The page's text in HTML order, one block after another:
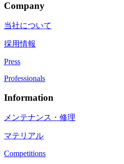
Company
当社について
採用情報
Press
Professionals
Information
メンテナンス・修理
マテリアル
Competitions